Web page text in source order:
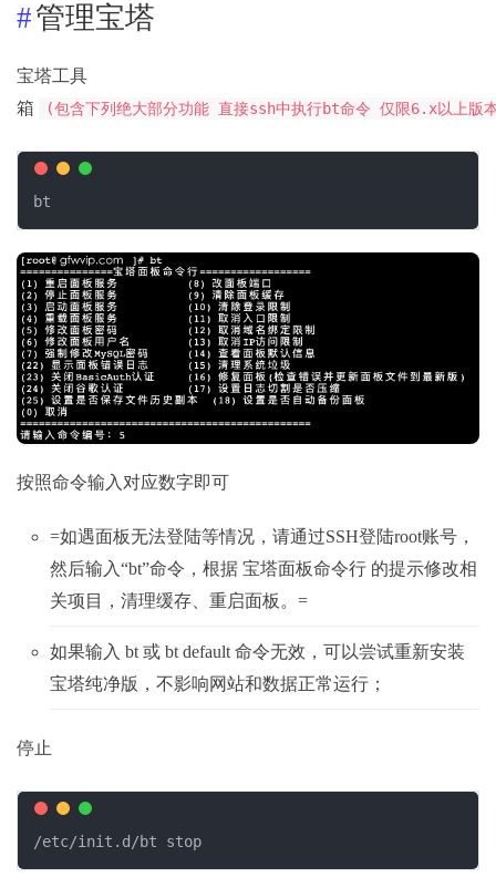
管理宝塔
宝塔工具
箱
(包含下列绝大部分功能 直接ssh中执行bt命令 仅限6.x以上版
bt
按照命令输入对应数字即可
=如遇面板无法登陆等情况，请通过SSH登陆root账号，
然后输入“bt”命令，根据 宝塔面板命令行 的提示修改相
关项目，清理缓存、重启面板。=
如果输入 bt 或 bt default 命令无效，可以尝试重新安装
宝塔纯净版，不影响网站和数据正常运行；
停止
/etc/init.d/bt stop